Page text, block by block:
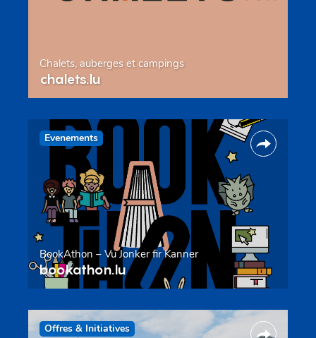
Chalets, auberges et campings
chalets.lu
Evenements
BookAthon – Vu Jonker fir Kanner
bookathon.lu
Offres & Initiatives